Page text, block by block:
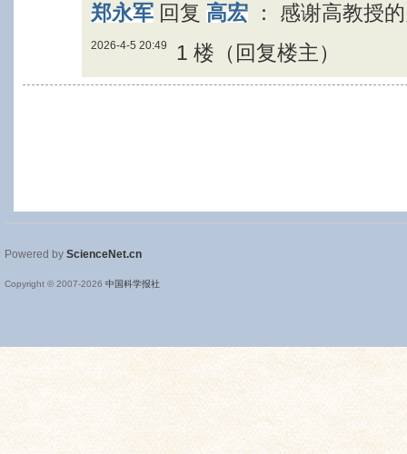
郑永军 回复 高宏 ： 感谢高教授
2026-4-5 20:49 1 楼（回复楼主）
Powered by ScienceNet.cn
Copyright © 2007-2026 中国科学报社